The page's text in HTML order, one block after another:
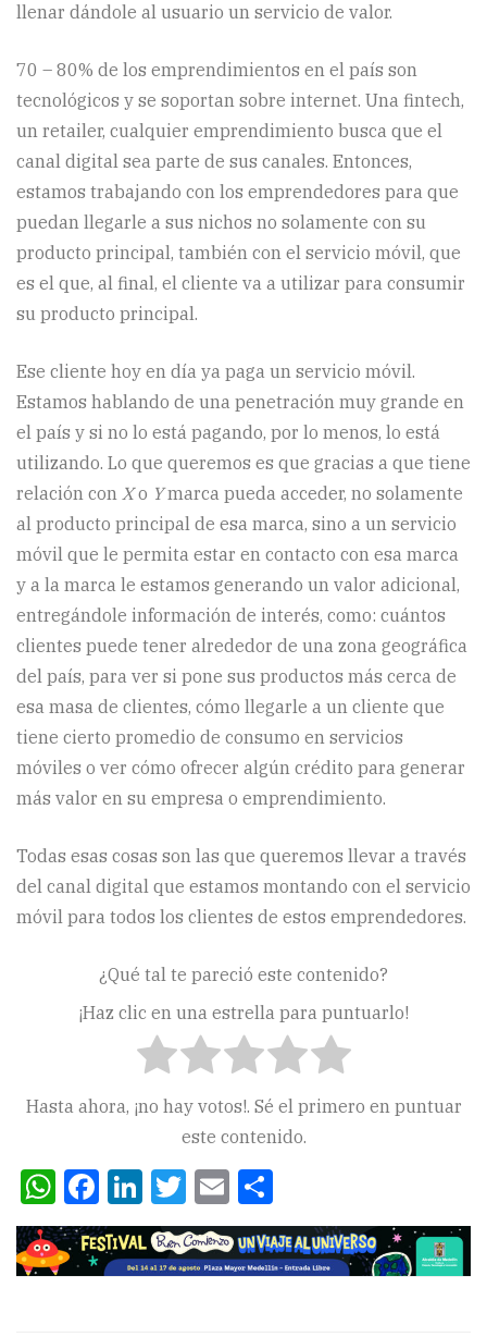
llenar dándole al usuario un servicio de valor.
70 – 80% de los emprendimientos en el país son
tecnológicos y se soportan sobre internet. Una fintech,
un retailer, cualquier emprendimiento busca que el
canal digital sea parte de sus canales. Entonces,
estamos trabajando con los emprendedores para que
puedan llegarle a sus nichos no solamente con su
producto principal, también con el servicio móvil, que
es el que, al final, el cliente va a utilizar para consumir
su producto principal.
Ese cliente hoy en día ya paga un servicio móvil.
Estamos hablando de una penetración muy grande en
el país y si no lo está pagando, por lo menos, lo está
utilizando. Lo que queremos es que gracias a que tiene
relación con Xo Ymarca pueda acceder, no solamente
al producto principal de esa marca, sino a un servicio
móvil que le permita estar en contacto con esa marca
y a la marca le estamos generando un valor adicional,
entregándole información de interés, como: cuántos
clientes puede tener alrededor de una zona geográfica
del país, para ver si pone sus productos más cerca de
esa masa de clientes, cómo llegarle a un cliente que
tiene cierto promedio de consumo en servicios
móviles o ver cómo ofrecer algún crédito para generar
más valor en su empresa o emprendimiento.
Todas esas cosas son las que queremos llevar a través
del canal digital que estamos montando con el servicio
móvil para todos los clientes de estos emprendedores.
¿Qué tal te pareció este contenido?
¡Haz clic en una estrella para puntuarlo!
Hasta ahora, ¡no hay votos!. Sé el primero en puntuar
este contenido.
WhatsApp
Facebook
LinkedIn
Twitter
Email